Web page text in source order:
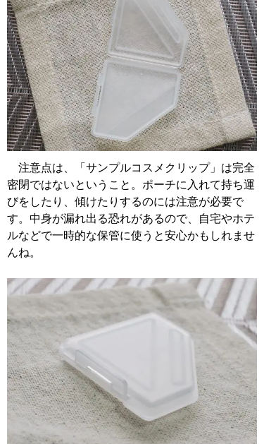
注意点は、「サンプルコスメクリップ」は完全
密閉ではないということ。ポーチに入れて持ち運
びをしたり、傾けたりするのには注意が必要で
す。中身が漏れ出る恐れがあるので、自宅やホテ
ルなどで一時的な保管に使うと安心かもしれませ
んね。